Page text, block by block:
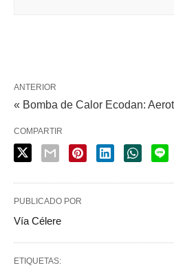
ANTERIOR
« Bomba de Calor Ecodan:
COMPARTIR
PUBLICADO POR
Vía Célere
ETIQUETAS: